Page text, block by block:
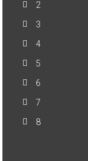
2
3
4
5
6
7
8